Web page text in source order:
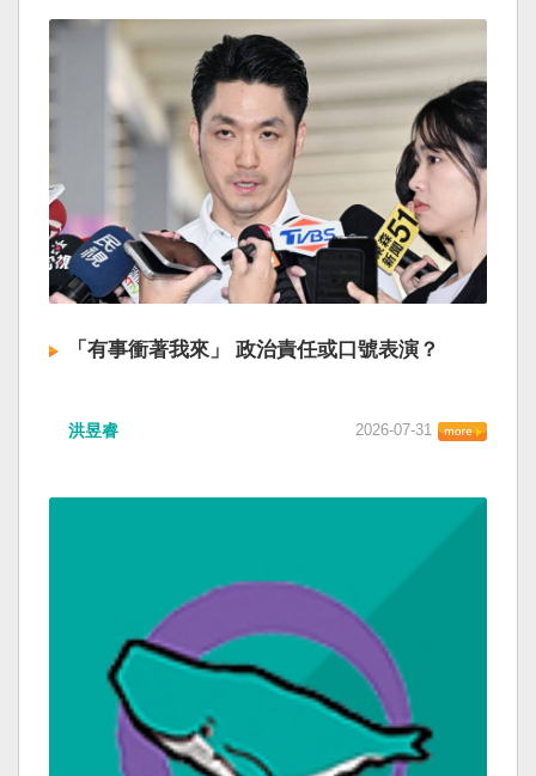
「有事衝著我來」 政治責任或口號表演？
洪昱睿 2026-07-31